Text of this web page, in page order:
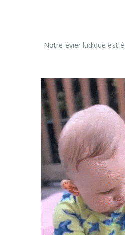
Notre évier ludique est